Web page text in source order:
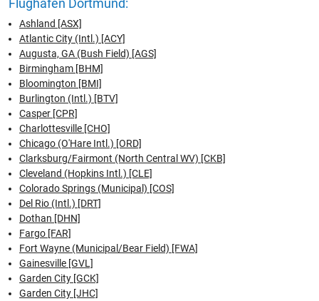
Flughafen Dortmund:
Ashland [ASX]
Atlantic City (Intl.) [ACY]
Augusta, GA (Bush Field) [AGS]
Birmingham [BHM]
Bloomington [BMI]
Burlington (Intl.) [BTV]
Casper [CPR]
Charlottesville [CHO]
Chicago (O'Hare Intl.) [ORD]
Clarksburg/Fairmont (North Central WV) [CKB]
Cleveland (Hopkins Intl.) [CLE]
Colorado Springs (Municipal) [COS]
Del Rio (Intl.) [DRT]
Dothan [DHN]
Fargo [FAR]
Fort Wayne (Municipal/Bear Field) [FWA]
Gainesville [GVL]
Garden City [GCK]
Garden City [JHC]